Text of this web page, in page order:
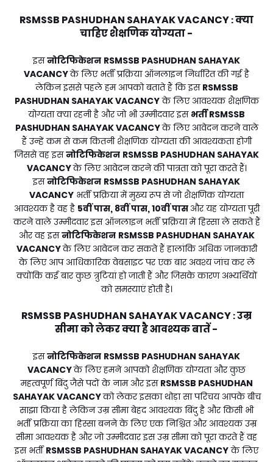
RSMSSB PASHUDHAN SAHAYAK VACANCY :क्या
चाहिए शैक्षणिक योग्यता -
इसनोटिफिकेशन RSMSSB PASHUDHAN SAHAYAK
VACANCYके लिए भर्ती प्रक्रिया ऑनलाइन निर्धारित की गई है
लेकिन इससे पहले हम आपको बताते हैं कि इस RSMSSB
PASHUDHAN SAHAYAK VACANCYके लिए आवश्यक शैक्षणिक
योग्यता क्या रहनी है और जो भी उम्मीदवार इस भर्तीRSMSSB
PASHUDHAN SAHAYAK VACANCYके लिए आवेदन करने वाले
हैं उन्हें कम से कम कितनी शैक्षणिक योग्यता की आवश्यकता होगी
जिससे वह इसनोटिफिकेशन RSMSSB PASHUDHAN SAHAYAK
VACANCYके लिए आवेदन करने की पात्रता को पूरा करते हैं।
इसनोटिफिकेशन RSMSSB PASHUDHAN SAHAYAK
VACANCY भर्ती प्रक्रिया में मुख्य रूप से जो शैक्षणिक योग्यता
आवश्यक है वह है 5वीं पास, 8वीं पास, 10वीं पास और यह योग्यता पूरी
करने वाले उम्मीदवार इस ऑनलाइन भर्ती प्रक्रिया में हिस्सा ले सकते हैं
और वह इसनोटिफिकेशन RSMSSB PASHUDHAN SAHAYAK
VACANCYके लिए आवेदन कर सकते हैं हालांकि अधिक जानकारी
के लिए आप आधिकारिक वेबसाइट पर एक बार अवश्य जांच कर लें
क्योंकि कई बार कुछ त्रुटियां हो जाती हैं और जिसके कारण अभ्यर्थियों
को समस्याएं होती है।
RSMSSB PASHUDHAN SAHAYAK VACANCY :उम्र
सीमा को लेकर क्या है आवश्यक बातें -
इसनोटिफिकेशन RSMSSB PASHUDHAN SAHAYAK
VACANCYके लिए हमने आपको शैक्षणिक योग्यता और कुछ
महत्वपूर्ण बिंदु जैसे पदों के नाम और इस RSMSSB PASHUDHAN
SAHAYAK VACANCYको लेकर इसका थोड़ा सा परिचय आपके बीच
साझा किया है लेकिन उम्र सीमा बेहद आवश्यक बिंदु है और किसी भी
भर्ती प्रक्रिया का हिस्सा बनने के लिए एक निश्चित और आवश्यक उम्र
सीमा आवश्यक है और जो उम्मीदवार इस उम्र सीमा को पूरा करते हैं वह
इस भर्तीRSMSSB PASHUDHAN SAHAYAK VACANCYके लिए